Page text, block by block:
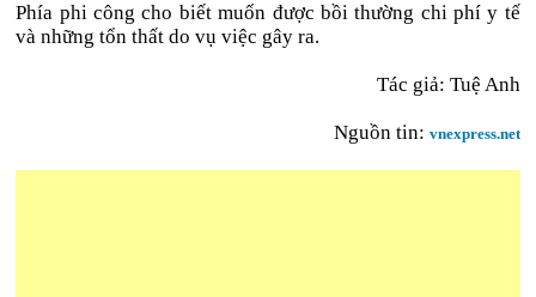
Phía phi công cho biết muốn được bồi thường chi phí y tế
và những tổn thất do vụ việc gây ra.
Tác giả: Tuệ Anh
Nguồn tin: vnexpress.net